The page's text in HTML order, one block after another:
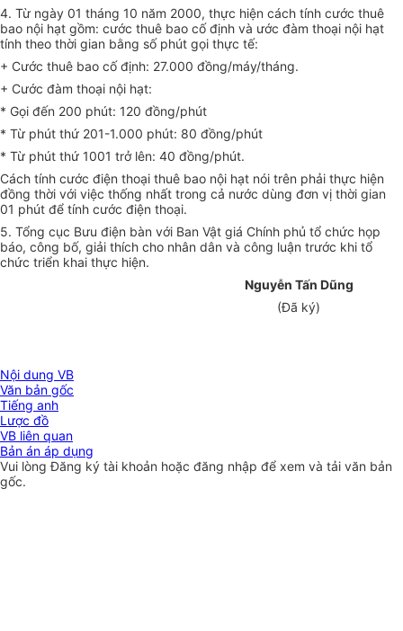
4. Từ ngày 01 tháng 10 năm 2000, thực hiện cách tính cước thuê
bao nội hạt gồm: cước thuê bao cố định và ước đàm thoại nội hạt
tính theo thời gian bằng số phút gọi thực tế:
+ Cước thuê bao cố định: 27.000 đồng/máy/tháng.
+ Cước đàm thoại nội hạt:
* Gọi đến 200 phút: 120 đồng/phút
* Từ phút thứ 201-1.000 phút: 80 đồng/phút
* Từ phút thứ 1001 trở lên: 40 đồng/phút.
Cách tính cước điện thoại thuê bao nội hạt nói trên phải thực hiện
đồng thời với việc thống nhất trong cả nước dùng đơn vị thời gian
01 phút để tính cước điện thoại.
5. Tổng cục Bưu điện bàn với Ban Vật giá Chính phủ tổ chức họp
báo, công bố, giải thích cho nhân dân và công luận trước khi tổ
chức triển khai thực hiện.
Nguyễn Tấn Dũng
(Đã ký)
Nội dung VB
Văn bản gốc
Tiếng anh
Lược đồ
VB liên quan
Bản án áp dụng
Vui lòngĐăng ký tài khoản hoặc đăng nhập để xem và tải văn bản
gốc.